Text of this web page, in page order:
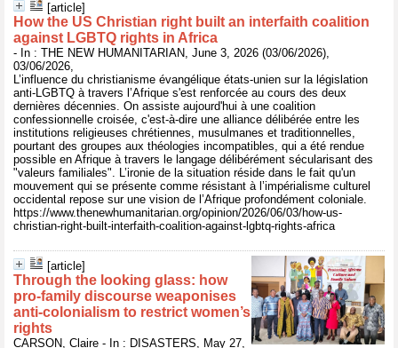
[article]
How the US Christian right built an interfaith coalition
against LGBTQ rights in Africa
- In : THE NEW HUMANITARIAN, June 3, 2026 (03/06/2026),
03/06/2026,
L’influence du christianisme évangélique états-unien sur la législation
anti-LGBTQ à travers l’Afrique s'est renforcée au cours des deux
dernières décennies. On assiste aujourd'hui à une coalition
confessionnelle croisée, c'est-à-dire une alliance délibérée entre les
institutions religieuses chrétiennes, musulmanes et traditionnelles,
pourtant des groupes aux théologies incompatibles, qui a été rendue
possible en Afrique à travers le langage délibérément sécularisant des
"valeurs familiales". L’ironie de la situation réside dans le fait qu'un
mouvement qui se présente comme résistant à l’impérialisme culturel
occidental repose sur une vision de l’Afrique profondément coloniale.
https://www.thenewhumanitarian.org/opinion/2026/06/03/how-us-
christian-right-built-interfaith-coalition-against-lgbtq-rights-africa
[article]
Through the looking glass: how
pro-family discourse weaponises
anti-colonialism to restrict women’s
rights
CARSON, Claire - In : DISASTERS, May 27,